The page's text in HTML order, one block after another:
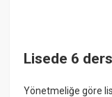
Lisede 6
Yönetmeliğe göre